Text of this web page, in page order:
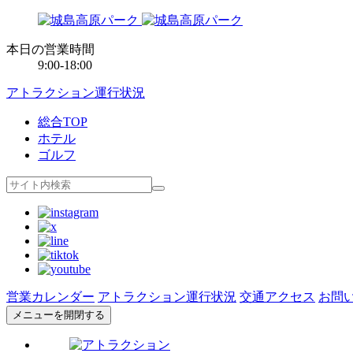
本日の営業時間
9:00-18:00
アトラクション運行状況
総合TOP
ホテル
ゴルフ
営業カレンダー アトラクション運行状況 交通アクセス お問
メニューを開閉する